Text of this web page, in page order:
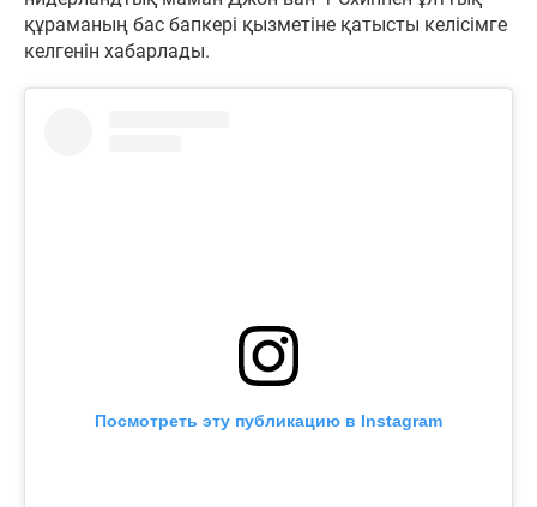
құраманың бас бапкері қызметіне қатысты келісімге
келгенін хабарлады.
Посмотреть эту публикацию в Instagram